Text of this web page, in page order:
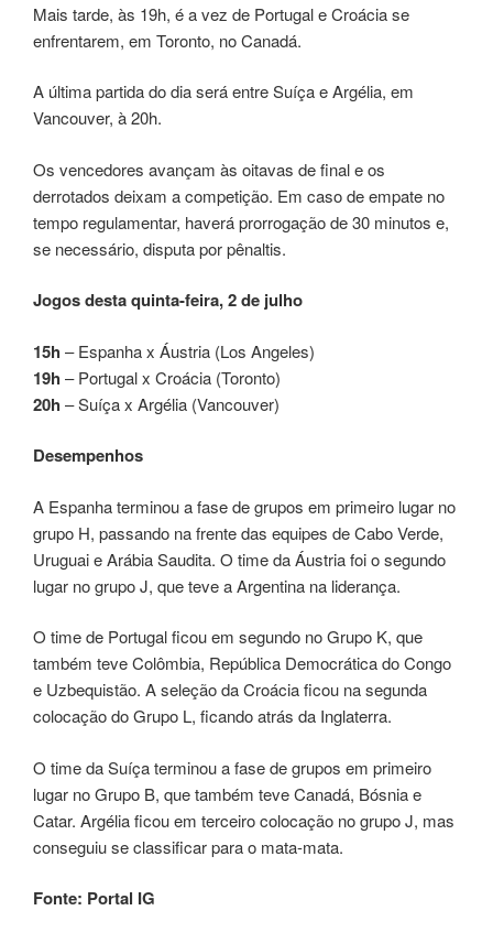
Mais tarde, às 19h, é a vez de Portugal e Croácia se
enfrentarem, em Toronto, no Canadá.
A última partida do dia será entre Suíça e Argélia, em
Vancouver, à 20h.
Os vencedores avançam às oitavas de final e os
derrotados deixam a competição. Em caso de empate no
tempo regulamentar, haverá prorrogação de 30 minutos e,
se necessário, disputa por pênaltis.
Jogos desta quinta-feira, 2 de julho
15h – Espanha x Áustria (Los Angeles)
19h – Portugal x Croácia (Toronto)
20h – Suíça x Argélia (Vancouver)
Desempenhos
A Espanha terminou a fase de grupos em primeiro lugar no
grupo H, passando na frente das equipes de Cabo Verde,
Uruguai e Arábia Saudita. O time da Áustria foi o segundo
lugar no grupo J, que teve a Argentina na liderança.
O time de Portugal ficou em segundo no Grupo K, que
também teve Colômbia, República Democrática do Congo
e Uzbequistão. A seleção da Croácia ficou na segunda
colocação do Grupo L, ficando atrás da Inglaterra.
O time da Suíça terminou a fase de grupos em primeiro
lugar no Grupo B, que também teve Canadá, Bósnia e
Catar. Argélia ficou em terceiro colocação no grupo J, mas
conseguiu se classificar para o mata-mata.
Fonte: Portal IG